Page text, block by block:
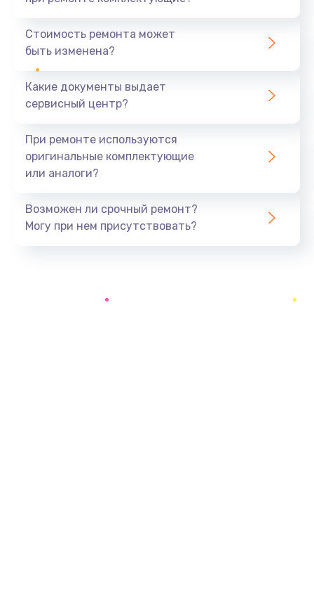
1440 руб.
Ремонт южного моста
Замена батарейки BIOS
Заказать
Стоимость ремонта может
быть изменена?
Какие документы выдает
сервисный центр?
При ремонте используются
оригинальные комплектующие
или аналоги?
Возможен ли срочный ремонт?
Могу при нем присутствовать?